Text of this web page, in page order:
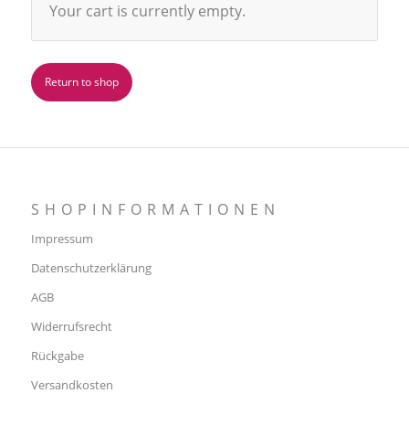
Your cart is currently empty.
Return to shop
SHOPINFORMATIONEN
Impressum
Datenschutzerklärung
AGB
Widerrufsrecht
Rückgabe
Versandkosten